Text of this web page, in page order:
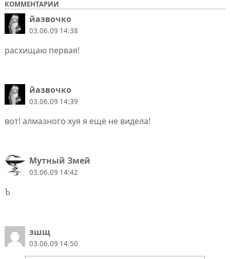
КОММЕНТАРИИ
йазвочко
03.06.09 14:38
расхищаю первая!
йазвочко
03.06.09 14:39
вот! алмазного хуя я ещё не видела!
Мутный Змей
03.06.09 14:42
Ъ
зшщ
03.06.09 14:50